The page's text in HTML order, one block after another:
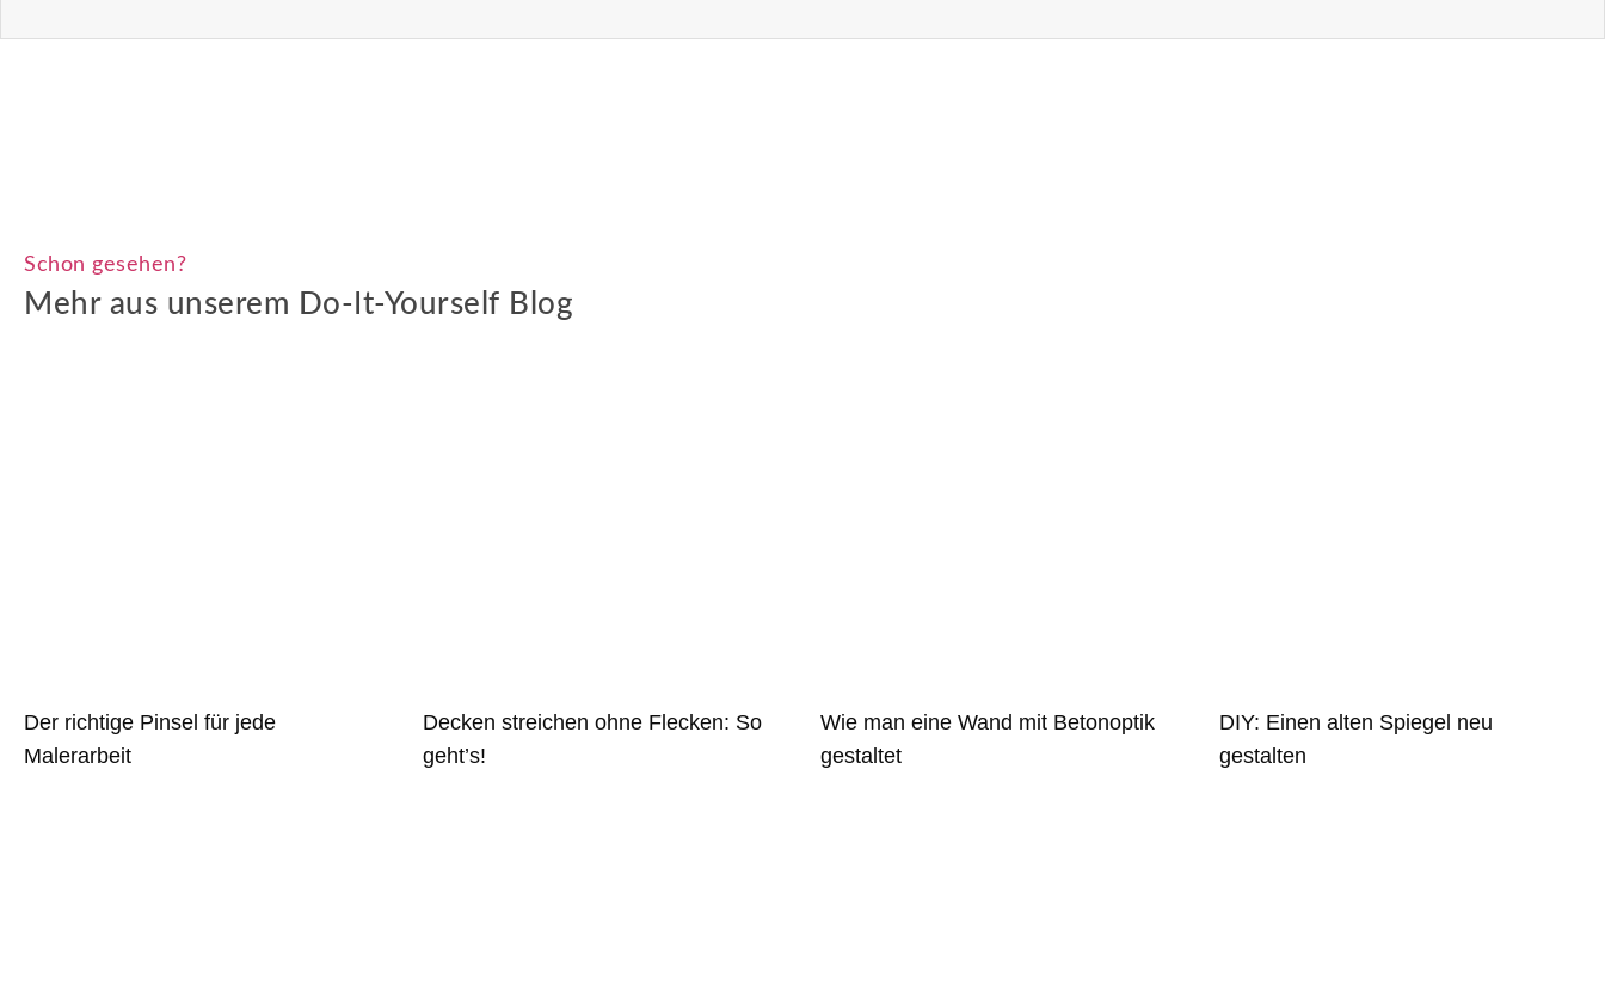
Schon gesehen?
Mehr aus unserem Do-It-Yourself Blog
Der richtige Pinsel für jede
Malerarbeit
Decken streichen ohne Flecken: So
geht’s!
Wie man eine Wand mit Betonoptik
gestaltet
DIY: Einen alten Spiegel neu
gestalten